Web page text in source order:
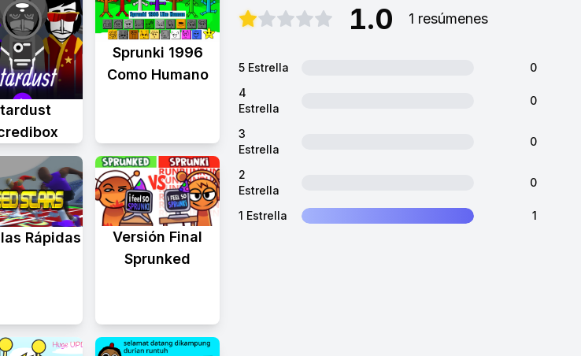
Sprunki 1996
Como Humano
Rápidas
Versión Final
Sprunked
1.0 1 resúmenes
5 Estrella
0
4
Estrella
0
3
Estrella
0
2
Estrella
0
1 Estrella 1